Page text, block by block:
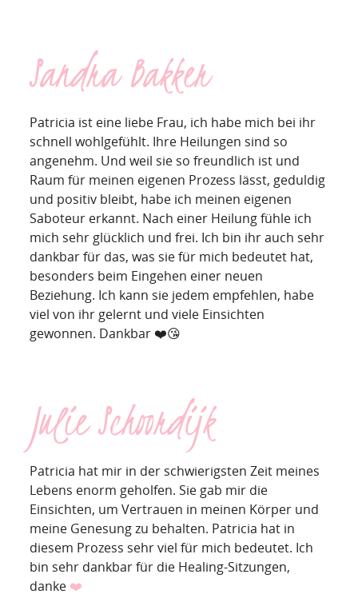
Sandra Bakker
Patricia ist eine liebe Frau, ich habe mich bei ihr
schnell wohlgefühlt. Ihre Heilungen sind so
angenehm. Und weil sie so freundlich ist und
Raum für meinen eigenen Prozess lässt, geduldig
und positiv bleibt, habe ich meinen eigenen
Saboteur erkannt. Nach einer Heilung fühle ich
mich sehr glücklich und frei. Ich bin ihr auch sehr
dankbar für das, was sie für mich bedeutet hat,
besonders beim Eingehen einer neuen
Beziehung. Ich kann sie jedem empfehlen, habe
viel von ihr gelernt und viele Einsichten
gewonnen. Dankbar ❤️😘
Julie Schoordijk
Patricia hat mir in der schwierigsten Zeit meines
Lebens enorm geholfen. Sie gab mir die
Einsichten, um Vertrauen in meinen Körper und
meine Genesung zu behalten. Patricia hat in
diesem Prozess sehr viel für mich bedeutet. Ich
bin sehr dankbar für die Healing-Sitzungen,
danke️️❤️